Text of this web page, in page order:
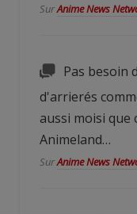
SurAnime News
Pas besoin
d'arrierés
aussi moisi que
Animeland…
SurAnime News